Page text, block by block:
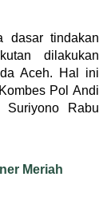
dasar tindakan
dilakukan
Aceh. Hal ini
Pol Andi
Rabu
Meriah